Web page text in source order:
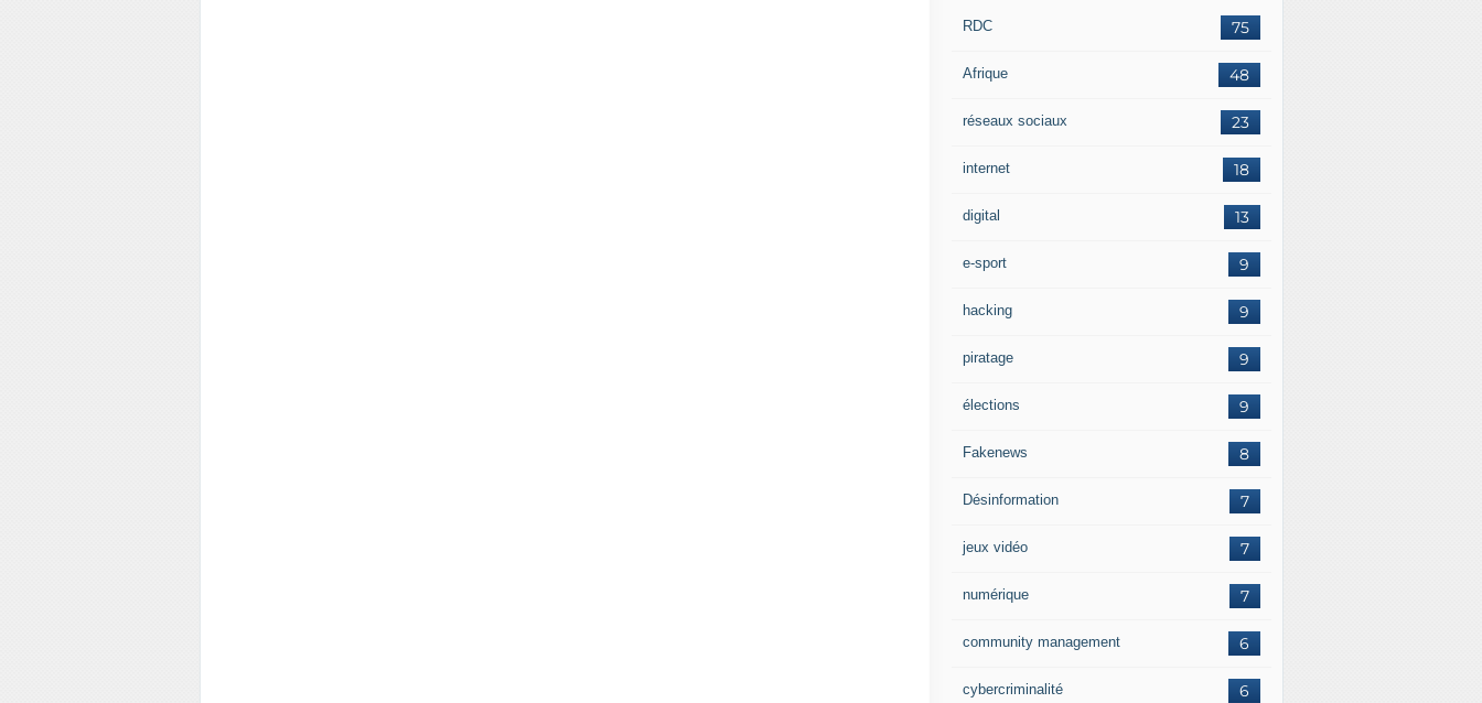
75
RDC
48
Afrique
23
réseaux sociaux
18
internet
13
digital
9
e-sport
9
hacking
9
piratage
9
élections
8
Fakenews
7
Désinformation
7
jeux vidéo
7
numérique
6
community management
6
cybercriminalité